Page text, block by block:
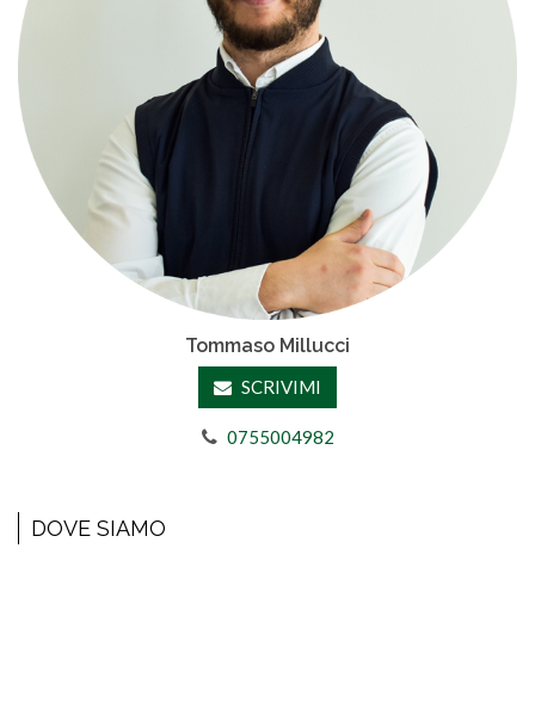
Tommaso Millucci
SCRIVIMI
0755004982
DOVE SIAMO